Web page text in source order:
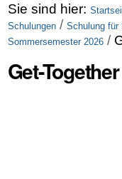
Sie sind hier:
Schulungen / Schulung für
Sommersemester 2026 /
Get-